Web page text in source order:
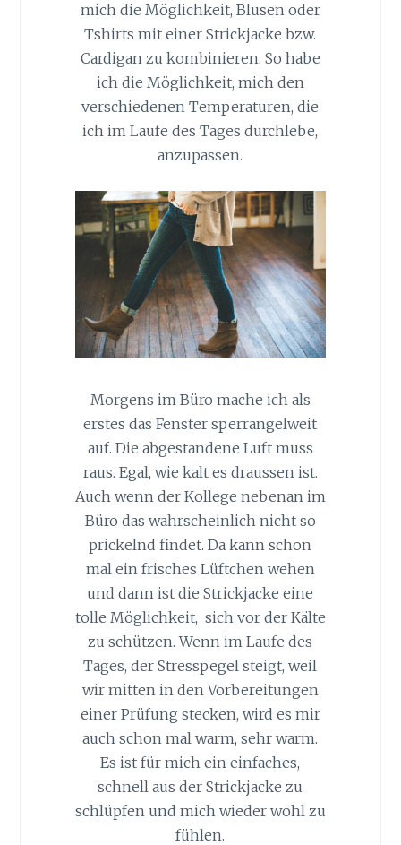
mich die Möglichkeit, Blusen oder
Tshirts mit einer Strickjacke bzw.
Cardigan zu kombinieren. So habe
ich die Möglichkeit, mich den
verschiedenen Temperaturen, die
ich im Laufe des Tages durchlebe,
anzupassen.
Morgens im Büro mache ich als
erstes das Fenster sperrangelweit
auf. Die abgestandene Luft muss
raus. Egal, wie kalt es draussen ist.
Auch wenn der Kollege nebenan im
Büro das wahrscheinlich nicht so
prickelnd findet. Da kann schon
mal ein frisches Lüftchen wehen
und dann ist die Strickjacke eine
tolle Möglichkeit, sich vor der Kälte
zu schützen. Wenn im Laufe des
Tages, der Stresspegel steigt, weil
wir mitten in den Vorbereitungen
einer Prüfung stecken, wird es mir
auch schon mal warm, sehr warm.
Es ist für mich ein einfaches,
schnell aus der Strickjacke zu
schlüpfen und mich wieder wohl zu
fühlen.